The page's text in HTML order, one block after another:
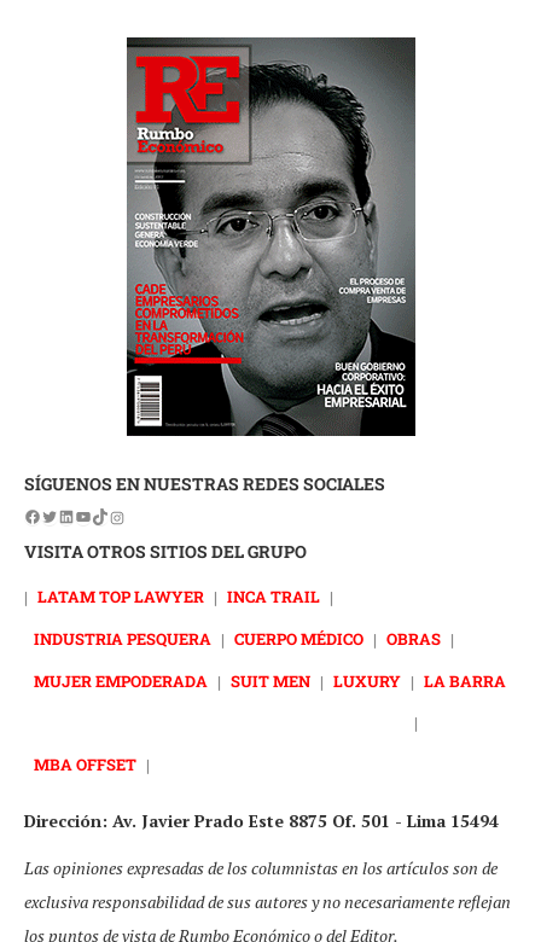
SÍGUENOS EN NUESTRAS REDES SOCIALES
VISITA OTROS SITIOS DEL GRUPO
| LATAM TOP LAWYER | INCA TRAIL |
INDUSTRIA PESQUERA | CUERPO MÉDICO | OBRAS |
MUJER EMPODERADA | SUIT MEN | LUXURY | LA BARRA
|
MBA OFFSET |
Dirección: Av. Javier Prado Este 8875 Of. 501 - Lima 15494
Las opiniones expresadas de los columnistas en los artículos son de
exclusiva responsabilidad de sus autores y no necesariamente reflejan
los puntos de vista de Rumbo Económico o del Editor.